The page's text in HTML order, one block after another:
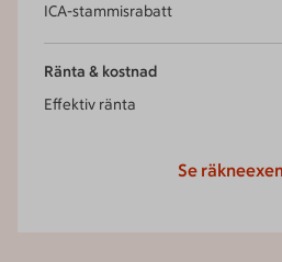
ICA-stammisrabatt
Ränta & kostnad
Effektiv ränta
Se